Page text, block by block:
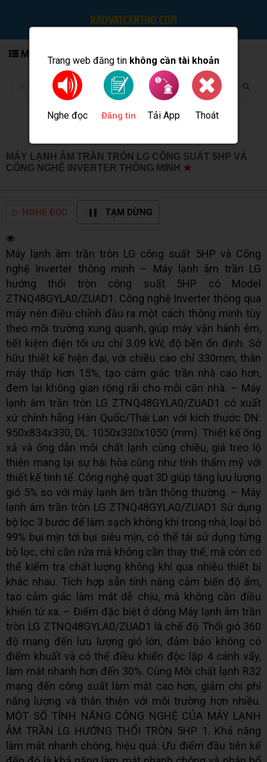
Trang web đăng tin không cần tài khoản
Nghe đọc Đăng tin Tải App Thoát
MENU
MÁY LẠNH ÂM TRẦN TRÒN LG CÔNG SUẤT 5HP VÀ
CÔNG NGHỆ INVERTER THÔNG MINH ★
▷ NGHE ĐỌC TẠM DỪNG
Máy lạnh âm trần tròn LG công suất 5HP và Công
nghệ Inverter thông minh – Máy lạnh âm trần LG
hướng thổi tròn công suất 5HP có Model
ZTNQ48GYLA0/ZUAD1. Công nghệ Inverter thông qua
máy nén điều chỉnh đầu ra một cách thông minh tùy
theo môi trường xung quanh, giúp máy vận hành êm,
tiết kiệm điện tối ưu chỉ 3.09 kW, độ bền ổn định. Sở
hữu thiết kế hiện đại, với chiều cao chỉ 330mm, thân
máy thấp hơn 15%, tạo cảm giác trần nhà cao hơn,
đem lại không gian rộng rãi cho mỗi căn nhà. – Máy
lạnh âm trần tròn LG ZTNQ48GYLA0/ZUAD1 có xuất
xứ chính hãng Hàn Quốc/Thái Lan với kích thước DN:
950x834x330, DL: 1050x330x1050 (mm). Thiết kế ống
xả và ống dẫn môi chất lạnh cùng chiều, giá treo lộ
thiên mang lại sự hài hòa cũng như tính thẩm mỹ với
thiết kế tinh tế. Công nghệ quạt 3D giúp tăng lưu lượng
gió 5% so với máy lạnh âm trần thông thường. – Máy
lạnh âm trần tròn LG ZTNQ48GYLA0/ZUAD1 Sử dụng
bộ lọc 3 bước để làm sạch không khí trong nhà, loại bỏ
99% bụi mịn tới bụi siêu mịn, có thể tái sử dụng từng
bộ lọc, chỉ cần rửa mà không cần thay thế, mà còn có
thể kiểm tra chất lượng không khí qua nhiều thiết bị
khác nhau. Tích hợp sẵn tính năng cảm biến độ ẩm,
tạo cảm giác làm mát dễ chịu, mà không cần điều
khiển từ xa. – Điểm đặc biệt ở dòng Máy lạnh âm trần
tròn LG ZTNQ48GYLA0/ZUAD1 là chế độ Thổi gió 360
độ mang đến lưu lượng gió lớn, đảm bảo không có
điểm khuất và có thể điều khiển độc lập 4 cánh vẩy,
làm mát nhanh hơn đến 30%. Cùng Môi chất lạnh R32
mang đến công suất làm mát cao hơn, giảm chi phí
năng lượng và thân thiện với môi trường hơn nhiều.
MỘT SỐ TÍNH NĂNG CÔNG NGHỆ CỦA MÁY LẠNH
ÂM TRẦN LG HƯỚNG THỔI TRÒN 5HP 1. Khả năng
làm mát nhanh chóng, hiệu quả: Ưu điểm đầu tiên kể